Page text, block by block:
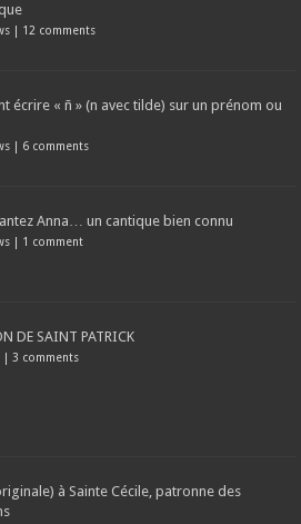
| 12 comments
écrire « ñ » (n avec tilde) sur un prénom ou
| 6 comments
Anna… un cantique bien connu
| 1 comment
DE SAINT PATRICK
| 3 comments
à Sainte Cécile, patronne des